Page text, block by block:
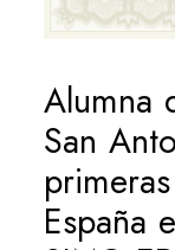
Alumna
San
España